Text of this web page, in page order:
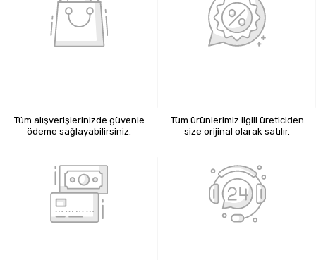
Tüm alışverişlerinizde güvenle
ödeme sağlayabilirsiniz.
Tüm ürünlerimiz ilgili üreticiden
size orijinal olarak satılır.